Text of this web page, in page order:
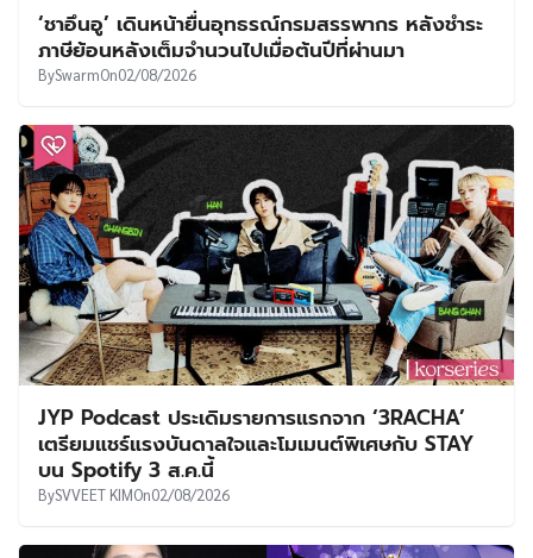
‘ชาอึนอู’ เดินหน้ายื่นอุทธรณ์กรมสรรพากร หลังชำระ
ภาษีย้อนหลังเต็มจำนวนไปเมื่อต้นปีที่ผ่านมา
BySwarmOn02/08/2026
JYP Podcast ประเดิมรายการแรกจาก ‘3RACHA’
เตรียมแชร์แรงบันดาลใจและโมเมนต์พิเศษกับ STAY
บน Spotify 3 ส.ค.นี้
BySVVEET KIMOn02/08/2026